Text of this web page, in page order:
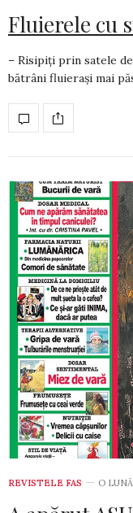
Fluierele cu
– Risipiţi prin satele
bătrâni fluieraşi mai
REVISTELE FAS O